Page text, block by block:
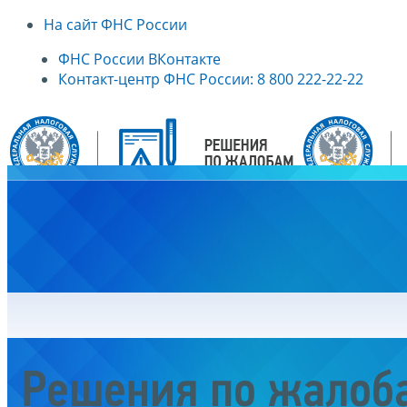
На сайт ФНС России
ФНС России ВКонтакте
Контакт-центр ФНС России: 8 800 222-22-22
Решения по